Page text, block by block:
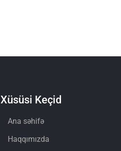
Xüsüsi Keçid
Ana səhifə
Haqqımızda